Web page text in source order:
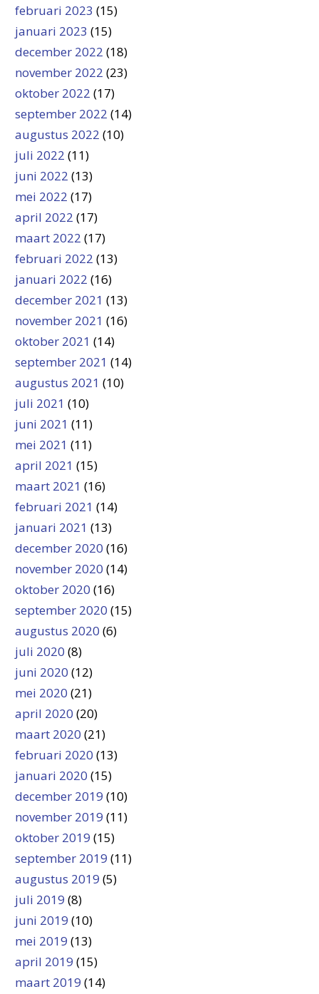
februari 2023 (15)
januari 2023 (15)
december 2022 (18)
november 2022 (23)
oktober 2022 (17)
september 2022 (14)
augustus 2022 (10)
juli 2022 (11)
juni 2022 (13)
mei 2022 (17)
april 2022 (17)
maart 2022 (17)
februari 2022 (13)
januari 2022 (16)
december 2021 (13)
november 2021 (16)
oktober 2021 (14)
september 2021 (14)
augustus 2021 (10)
juli 2021 (10)
juni 2021 (11)
mei 2021 (11)
april 2021 (15)
maart 2021 (16)
februari 2021 (14)
januari 2021 (13)
december 2020 (16)
november 2020 (14)
oktober 2020 (16)
september 2020 (15)
augustus 2020 (6)
juli 2020 (8)
juni 2020 (12)
mei 2020 (21)
april 2020 (20)
maart 2020 (21)
februari 2020 (13)
januari 2020 (15)
december 2019 (10)
november 2019 (11)
oktober 2019 (15)
september 2019 (11)
augustus 2019 (5)
juli 2019 (8)
juni 2019 (10)
mei 2019 (13)
april 2019 (15)
maart 2019 (14)